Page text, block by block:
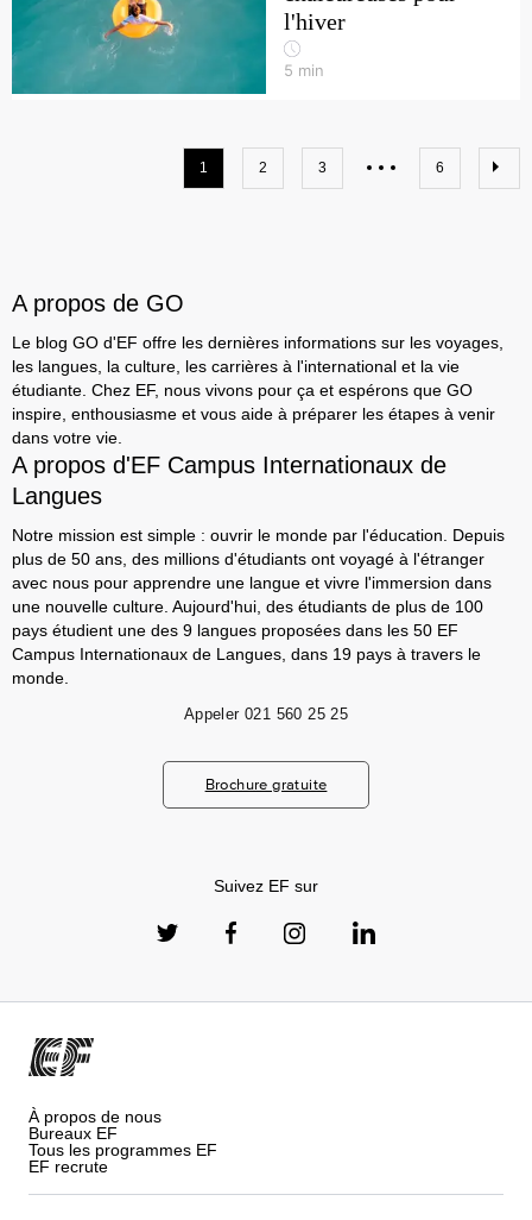
l'hiver
5 min
1 2 3 6
A propos de GO
Le blog GO d'EF offre les dernières informations sur les voyages,
les langues, la culture, les carrières à l'international et la vie
étudiante. Chez EF, nous vivons pour ça et espérons que GO
inspire, enthousiasme et vous aide à préparer les étapes à venir
dans votre vie.
A propos d'EF Campus Internationaux de
Langues
Notre mission est simple : ouvrir le monde par l'éducation. Depuis
plus de 50 ans, des millions d'étudiants ont voyagé à l'étranger
avec nous pour apprendre une langue et vivre l'immersion dans
une nouvelle culture. Aujourd'hui, des étudiants de plus de 100
pays étudient une des 9 langues proposées dans les 50 EF
Campus Internationaux de Langues, dans 19 pays à travers le
monde.
Appeler 021 560 25 25
Brochure gratuite
Suivez EF sur
À propos de nous
Bureaux EF
Tous les programmes EF
EF recrute